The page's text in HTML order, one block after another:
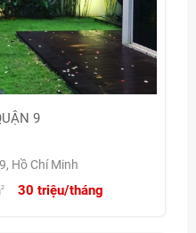
9
Hồ Chí Minh
2 30 triệu/tháng